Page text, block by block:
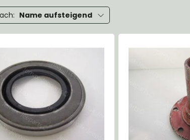
Hubs & Drums
and Brackets
& Shocks
Name aufsteigend